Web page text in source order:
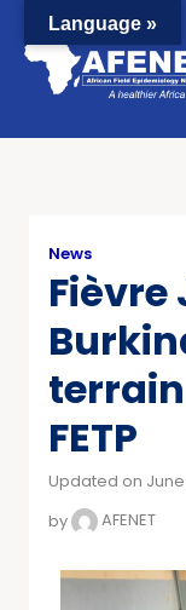
News
Fièvre
FETP
Updated on
by
AFENET
Language »